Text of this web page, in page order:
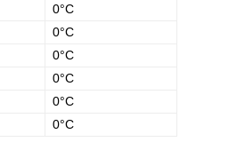
0°C
0°C
0°C
0°C
0°C
0°C